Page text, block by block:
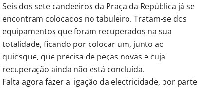
Seis dos sete candeeiros da Praça da República já se
encontram colocados no tabuleiro. Tratam-se dos
equipamentos que foram recuperados na sua
totalidade, ficando por colocar um, junto ao
quiosque, que precisa de peças novas e cuja
recuperação ainda não está concluída.
Falta agora fazer a ligação da electricidade, por parte